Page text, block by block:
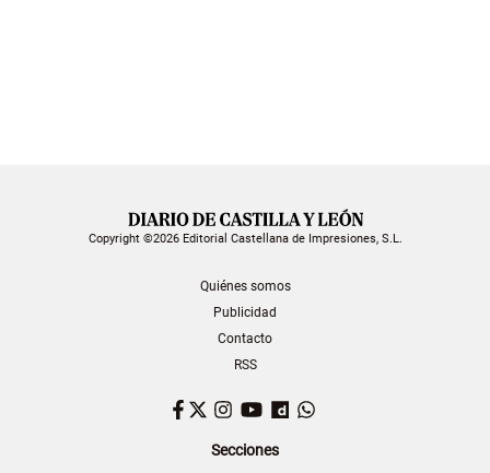
Copyright ©2026 Editorial Castellana de Impresiones, S.L.
Quiénes somos
Publicidad
Contacto
RSS
Facebook
TwitterInstagram
YouTubeDailymotion
Secciones